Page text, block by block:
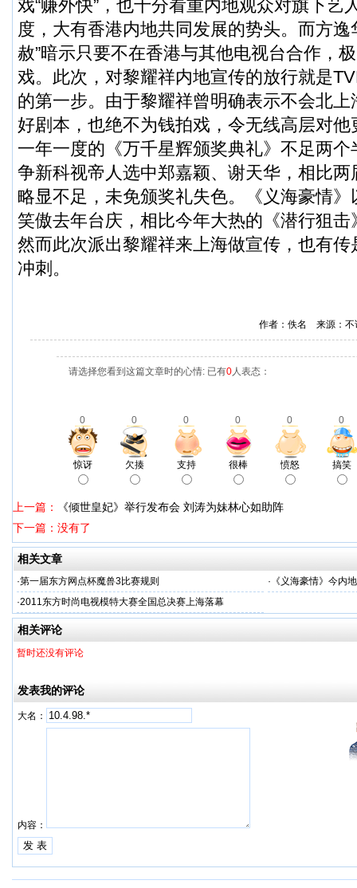
戏“赚外快”，也十分看重内地观众对旗下艺
度，大有香港内地共同发展的势头。而方逸
赦”暗示只要不在香港与其他电视台合作，
戏。此次，对黎耀祥内地宣传的放行就是
的第一步。由于黎耀祥曾明确表示不会北
好剧本，也绝不为钱拍戏，令无线高层对
一年一度的《万千星辉颁奖典礼》不足两
争新科视帝人选中郑嘉颖、谢天华，相比
略显不足，未免颁奖礼失色。《义海豪情
笑傲去年台庆，相比今年大热的《潜行狙
然而此次派出黎耀祥来上海做宣传，也有
冲刺。
作者：佚名 来源：
请选择您看到这篇文章时的心情: 已有0人表态：
0 0 0 0 0 0
惊讶 欠揍 支持 很棒 愤怒 搞笑
上一篇：
《倾世皇妃》举行发布会 刘涛为妹林心如助阵
下一篇：没有了
相关文章
·第一届东方网点杯魔兽3比赛规则 · 《义海豪情》今内
·2011东方时尚电视模特大赛全国总决赛上海落幕
相关评论
暂时还没有评论
发表我的评论
大名：
内容：